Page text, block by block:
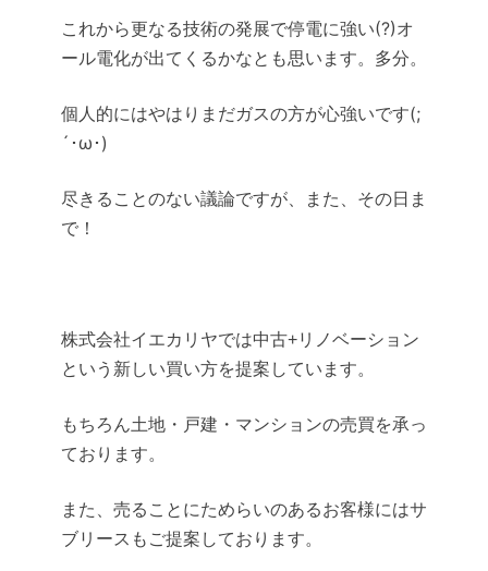
これから更なる技術の発展で停電に強い(?)オ
ール電化が出てくるかなとも思います。多分。
個人的にはやはりまだガスの方が心強いです(;
´･ω･)
尽きることのない議論ですが、また、その日ま
で！
株式会社イエカリヤでは中古+リノベーション
という新しい買い方を提案しています。
もちろん土地・戸建・マンションの売買を承っ
ております。
また、売ることにためらいのあるお客様にはサ
ブリースもご提案しております。